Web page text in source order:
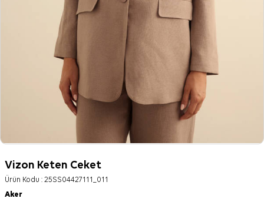
Vizon Keten Ceket
Ürün Kodu : 25SS04427111_011
Aker